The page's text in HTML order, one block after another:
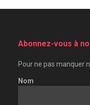
Abonnez-vous à
Pour ne pas manquer
Nom